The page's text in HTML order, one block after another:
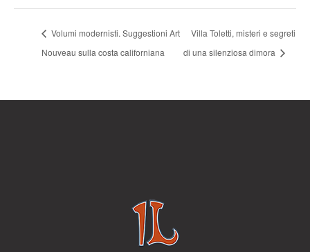
Volumi modernisti. Suggestioni Art
Nouveau sulla costa californiana
Villa Toletti, misteri e segreti
di una silenziosa dimora